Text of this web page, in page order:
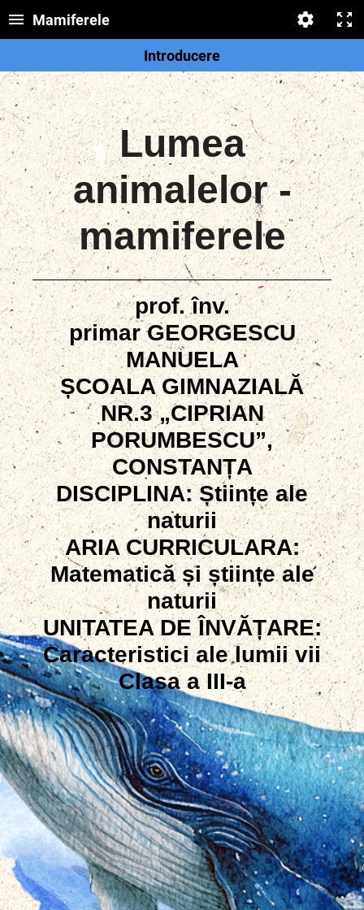
Mamiferele
Introducere
Lumea
animalelor -
mamiferele
prof. înv.
primar GEORGESCU
MANUELA
ȘCOALA GIMNAZIALĂ
NR.3 „CIPRIAN
PORUMBESCU”,
CONSTANȚA
DISCIPLINA:Științe ale
naturii
ARIA CURRICULARA:
Matematicășiștiințe ale
naturii
UNITATEA DE ÎNVĂȚARE:
Caracteristici ale lumii vii
Clasa a III-a